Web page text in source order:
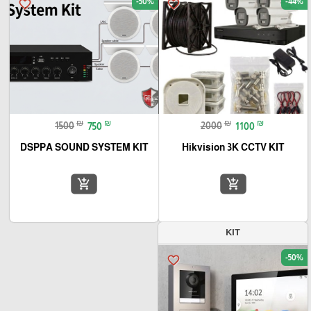
favorite_border
2000 ₪ 1100 ₪
Hikvision 3K CCTV KIT
add_shopping_cart
favorite_border
1500 ₪ 750 ₪
DSPPA SOUND SYSTEM KIT
add_shopping_cart
KIT
favorite_border -50%